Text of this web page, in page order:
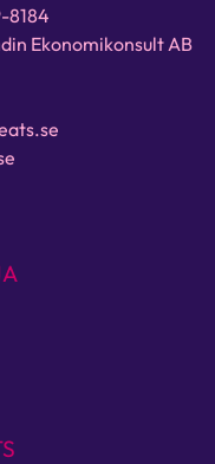
8184
Ekonomikonsult AB